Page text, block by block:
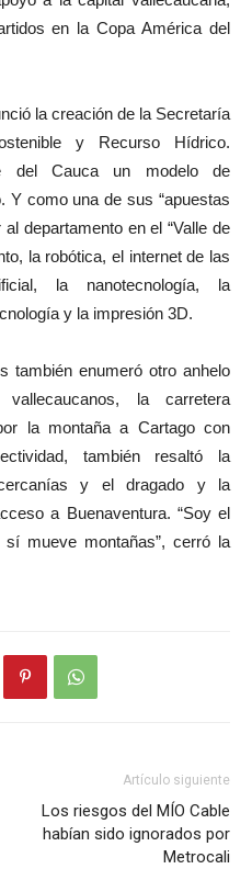
en la Copa América del
la creación de la Secretaría
y Recurso Hídrico.
del Cauca un modelo de
Y como una de sus “apuestas
departamento en el “Valle de
la robótica, el internet de las
la nanotecnología, la
y la impresión 3D.
también enumeró otro anhelo
la carretera
la montaña a Cartago con
también resaltó la
y el dragado y la
a Buenaventura. “Soy el
mueve montañas”, cerró la
Artículo siguiente
Los riesgos del MÍO Cable
habían sido ignorados por
Metrocali